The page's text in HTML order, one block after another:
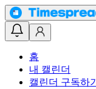
홈
내 캘린더
캘린더 구독하기